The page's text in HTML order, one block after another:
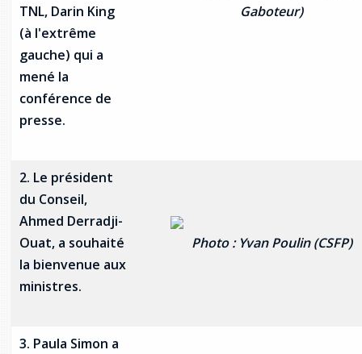
Dominic Demers
Yulia Kudryakova
TNL, Darin King
(à l'extrême
gauche) qui a
mené la
conférence de
presse.
Gaboteur)
2. Le président
du Conseil,
Ahmed Derradji-
Ouat, a souhaité
la bienvenue aux
ministres.
Photo : Yvan Poulin (CSFP)
3. Paula Simon a